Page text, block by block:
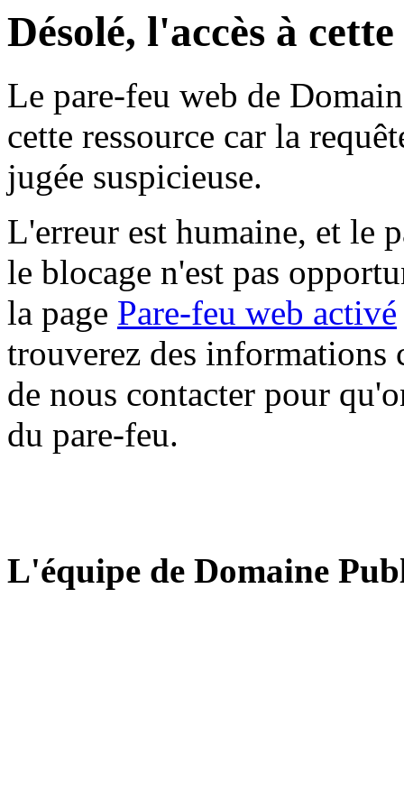
Désolé, l'accès à
Le pare-feu web de
cette ressource car la
jugée suspicieuse.
L'erreur est humaine, et le
le blocage n'est pas
la page Pare-feu web activé
trouverez des informations
de nous contacter pour
du pare-feu.
L'équipe de Domaine